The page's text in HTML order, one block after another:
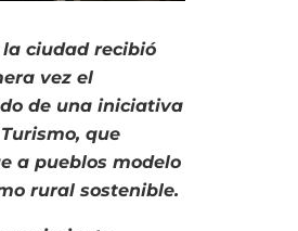
la ciudad recibió
vez el
de una iniciativa
que
a pueblos modelo
rural sostenible.